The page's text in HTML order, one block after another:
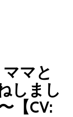
ママと
しまし
【CV: